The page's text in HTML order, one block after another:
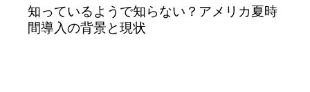
知っているようで知らない？アメリカ夏時
間導入の背景と現状